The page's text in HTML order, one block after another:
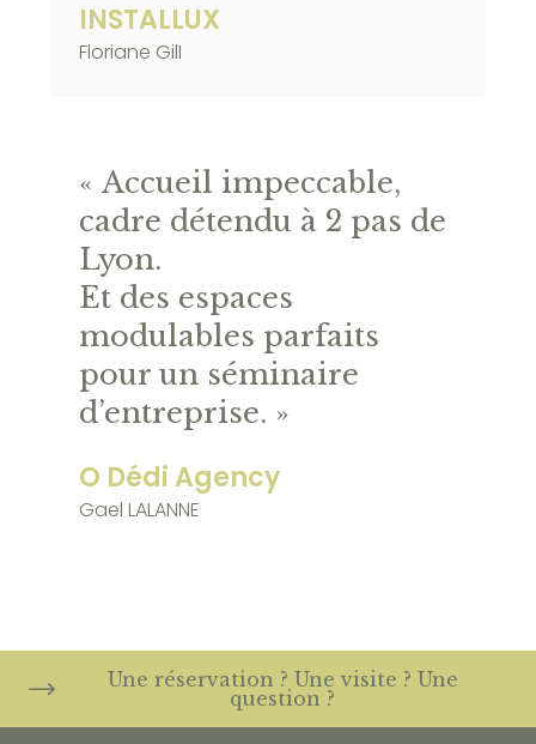
INSTALLUX
Floriane GilI
« Accueil impeccable,
cadre détendu à 2 pas de
Lyon.
Et des espaces
modulables parfaits
pour un séminaire
d’entreprise. »
O Dédi Agency
Gael LALANNE
Une réservation ? Une visite ? Une
question ?